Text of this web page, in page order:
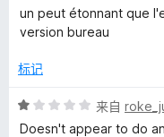
5
分
3
5
un peut étonnant que
version bureau
标记
评
分
来自
Doesn't appear to do